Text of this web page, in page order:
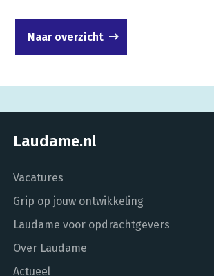
Naar overzicht
Laudame.nl
Vacatures
Grip op jouw ontwikkeling
Laudame voor opdrachtgevers
Over Laudame
Actueel